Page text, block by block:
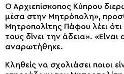
Ο Αρχιεπίσκοπος Κύπρου
μέσα στην Μητρόπολη»,
Μητροπολίτης Πάφου λέει
τους δίνει την άδεια».
αναρωτήθηκε.
Κληθείς να σχολιάσει ποιοι